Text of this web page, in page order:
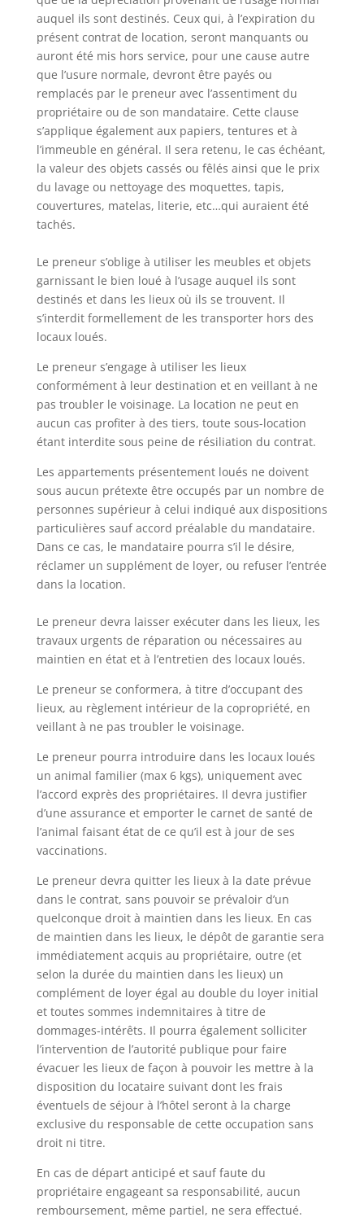
auquel ils sont destinés. Ceux qui, à l’expiration du
présent contrat de location, seront manquants ou
auront été mis hors service, pour une cause autre
que l’usure normale, devront être payés ou
remplacés par le preneur avec l’assentiment du
propriétaire ou de son mandataire. Cette clause
s’applique également aux papiers, tentures et à
l’immeuble en général. Il sera retenu, le cas échéant,
la valeur des objets cassés ou fêlés ainsi que le prix
du lavage ou nettoyage des moquettes, tapis,
couvertures, matelas, literie, etc…qui auraient été
tachés.
Le preneur s’oblige à utiliser les meubles et objets
garnissant le bien loué à l’usage auquel ils sont
destinés et dans les lieux où ils se trouvent. Il
s’interdit formellement de les transporter hors des
locaux loués.
Le preneur s’engage à utiliser les lieux
conformément à leur destination et en veillant à ne
pas troubler le voisinage. La location ne peut en
aucun cas profiter à des tiers, toute sous-location
étant interdite sous peine de résiliation du contrat.
Les appartements présentement loués ne doivent
sous aucun prétexte être occupés par un nombre de
personnes supérieur à celui indiqué aux dispositions
particulières sauf accord préalable du mandataire.
Dans ce cas, le mandataire pourra s’il le désire,
réclamer un supplément de loyer, ou refuser l’entrée
dans la location.
Le preneur devra laisser exécuter dans les lieux, les
travaux urgents de réparation ou nécessaires au
maintien en état et à l’entretien des locaux loués.
Le preneur se conformera, à titre d’occupant des
lieux, au règlement intérieur de la copropriété, en
veillant à ne pas troubler le voisinage.
Le preneur pourra introduire dans les locaux loués
un animal familier (max 6 kgs), uniquement avec
l’accord exprès des propriétaires. Il devra justifier
d’une assurance et emporter le carnet de santé de
l’animal faisant état de ce qu’il est à jour de ses
vaccinations.
Le preneur devra quitter les lieux à la date prévue
dans le contrat, sans pouvoir se prévaloir d’un
quelconque droit à maintien dans les lieux. En cas
de maintien dans les lieux, le dépôt de garantie sera
immédiatement acquis au propriétaire, outre (et
selon la durée du maintien dans les lieux) un
complément de loyer égal au double du loyer initial
et toutes sommes indemnitaires à titre de
dommages-intérêts. Il pourra également solliciter
l’intervention de l’autorité publique pour faire
évacuer les lieux de façon à pouvoir les mettre à la
disposition du locataire suivant dont les frais
éventuels de séjour à l’hôtel seront à la charge
exclusive du responsable de cette occupation sans
droit ni titre.
En cas de départ anticipé et sauf faute du
propriétaire engageant sa responsabilité, aucun
remboursement, même partiel, ne sera effectué.